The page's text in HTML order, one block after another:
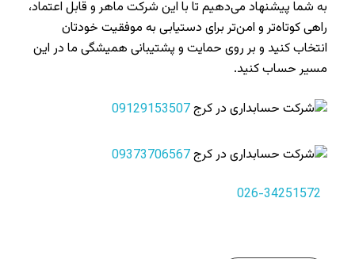
به شما پیشنهاد می‌دهیم تا با این شرکت ماهر و قابل اعتماد،
راهی کوتاه‌تر و امن‌تر برای دستیابی به موفقیت خودتان
انتخاب کنید و بر روی حمایت و پشتیبانی همیشگی ما در این
مسیر حساب کنید.
09129153507
09373706567